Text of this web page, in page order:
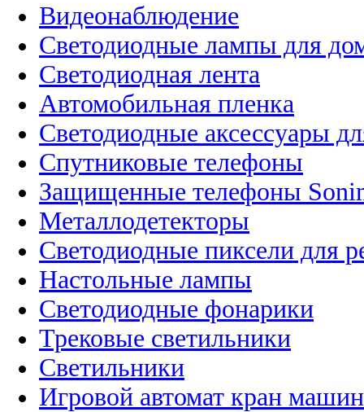
Видеонаблюдение
Светодиодные лампы для
Светодиодная лента
Автомобильная пленка
Светодиодные аксессуары
Спутниковые телефоны
Защищенные телефоны
Металлодетекторы
Светодиодные пиксели для
Настольные лампы
Светодиодные фонарики
Трековые светильники
Светильники
Игровой автомат кран